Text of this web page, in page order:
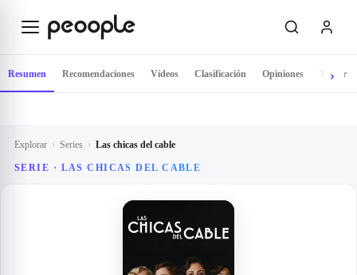
Explorar › Series › Las chicas del cable
SERIE · LAS CHICAS DEL CABLE
Resumen Recomendaciones Vídeos Clasificación Opiniones Tráiler